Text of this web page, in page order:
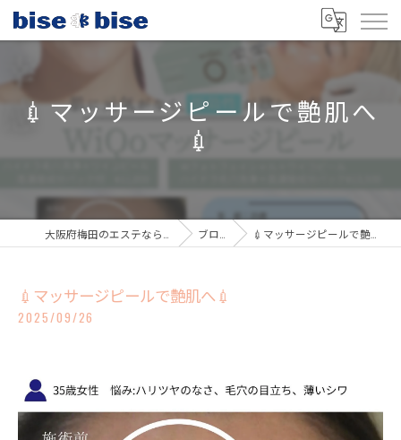
💉マッサージピールで艶肌へ
💉
大阪府梅田のエステならbisebise ブログ 💉マッサージピールで艶肌へ💉
💉マッサージピールで艶肌へ💉
2025/09/26